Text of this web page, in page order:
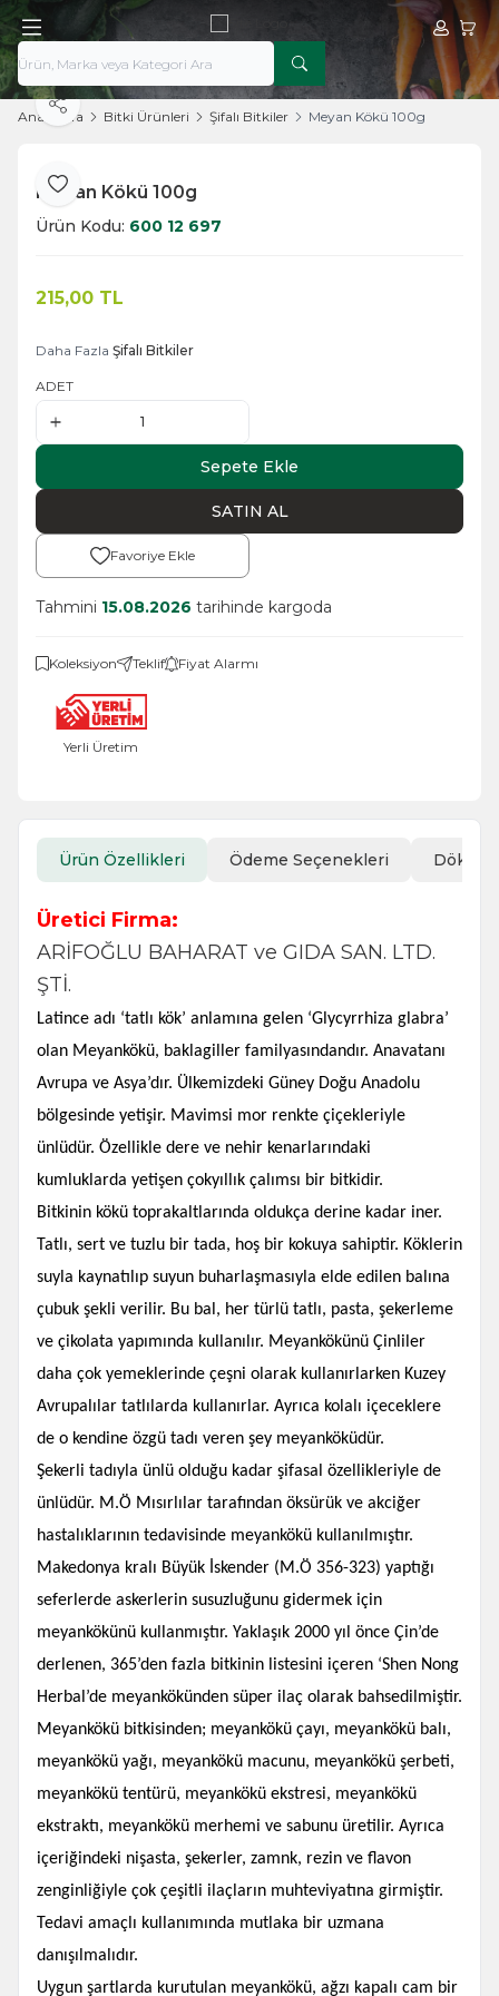
Hesabım
Ana Sayfa Bitki Ürünleri Şifalı Bitkiler Meyan Kökü 100g
Favoriye Ekle
Paylaş
Meyan Kökü 100g
Ürün Kodu: 600 12 697
215,00 TL
Daha Fazla Şifalı Bitkiler
ADET
Sepete Ekle
SATIN AL
Favoriye Ekle
Tahmini 15.08.2026 tarihinde kargoda
Koleksiyon Teklif Fiyat Alarmı
Yerli Üretim
Ürün Özellikleri Ödeme Seçenekleri
Üretici Firma:
ARİFOĞLU BAHARAT ve GIDA SAN. LTD.
ŞTİ.
Latince adı ‘tatlı kök’ anlamına gelen ‘Glycyrrhiza glabra’
olan Meyankökü, baklagiller familyasındandır. Anavatanı
Avrupa ve Asya’dır. Ülkemizdeki Güney Doğu Anadolu
bölgesinde yetişir. Mavimsi mor renkte çiçekleriyle
ünlüdür. Özellikle dere ve nehir kenarlarındaki
kumluklarda yetişen çokyıllık çalımsı bir bitkidir.
Bitkinin kökü toprakaltlarında oldukça derine kadar iner.
Tatlı, sert ve tuzlu bir tada, hoş bir kokuya sahiptir. Köklerin
suyla kaynatılıp suyun buharlaşmasıyla elde edilen balına
çubuk şekli verilir. Bu bal, her türlü tatlı, pasta, şekerleme
ve çikolata yapımında kullanılır. Meyankökünü Çinliler
daha çok yemeklerinde çeşni olarak kullanırlarken Kuzey
Avrupalılar tatlılarda kullanırlar. Ayrıca kolalı içeceklere
de o kendine özgü tadı veren şey meyanköküdür.
Şekerli tadıyla ünlü olduğu kadar şifasal özellikleriyle de
ünlüdür. M.Ö Mısırlılar tarafından öksürük ve akciğer
hastalıklarının tedavisinde meyankökü kullanılmıştır.
Makedonya kralı Büyük İskender (M.Ö 356-323) yaptığı
seferlerde askerlerin susuzluğunu gidermek için
meyankökünü kullanmıştır. Yaklaşık 2000 yıl önce Çin’de
derlenen, 365’den fazla bitkinin listesini içeren ‘Shen Nong
Herbal’de meyankökünden süper ilaç olarak bahsedilmiştir.
Meyankökü bitkisinden; meyankökü çayı, meyankökü balı,
meyankökü yağı, meyankökü macunu, meyankökü şerbeti,
meyankökü tentürü, meyankökü ekstresi, meyankökü
ekstraktı, meyankökü merhemi ve sabunu üretilir. Ayrıca
içeriğindeki nişasta, şekerler, zamnk, rezin ve flavon
zenginliğiyle çok çeşitli ilaçların muhteviyatına girmiştir.
Tedavi amaçlı kullanımında mutlaka bir uzmana
danışılmalıdır.
Uygun şartlarda kurutulan meyankökü, ağzı kapalı cam bir